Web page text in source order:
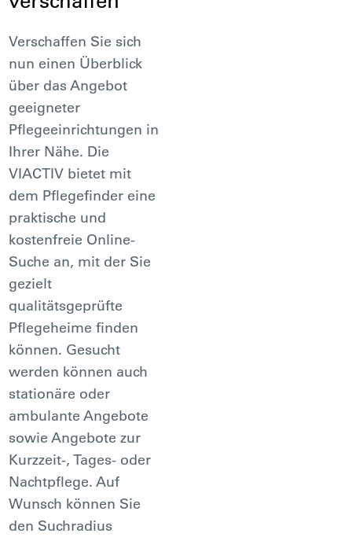
Verschaffen Sie sich
nun einen Überblick
über das Angebot
geeigneter
Pflegeeinrichtungen in
Ihrer Nähe. Die
VIACTIV bietet mit
dem Pflegefinder eine
praktische und
kostenfreie Online-
Suche an, mit der Sie
gezielt
qualitätsgeprüfte
Pflegeheime finden
können. Gesucht
werden können auch
stationäre oder
ambulante Angebote
sowie Angebote zur
Kurzzeit-, Tages- oder
Nachtpflege. Auf
Wunsch können Sie
den Suchradius